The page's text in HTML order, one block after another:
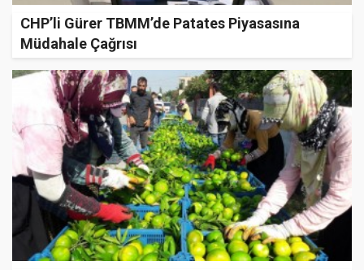
CHP’li Gürer TBMM’de Patates Piyasasına
Müdahale Çağrısı